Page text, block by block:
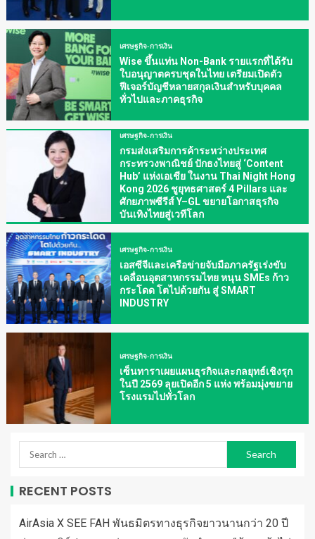
เศรษฐกิจ-การเงิน
Wise ขึ้นแท่น Non-Bank รายแรกที่ได้รับ
ใบอนุญาตครบชุดในไทย เตรียมเปิดตัว
ฟีเจอร์บัญชีหลายสกุลเงินสำหรับบุคคล
ทั่วไปและภาคธุรกิจ
เศรษฐกิจ-การเงิน
กรมส่งเสริมการค้าระหว่างประเทศ
กระทรวงพาณิชย์ ปักธงไทยสู่ ‘Content
Hub’ แห่งเอเชีย ในงาน Thai Night Hong
Kong 2026 ชูยุทธศาสตร์ 4 Pillars และ
ศักยภาพซีรีส์ Y–GL ขยายโอกาสธุรกิจ
บันเทิงไทยสู่เวทีโลก
เศรษฐกิจ-การเงิน
เอสซีจีและเครือข่ายจับมือภาครัฐเร่งขับ
เคลื่อนอุตสาหกรรมไทย หนุน SMEs ก้าว
กระโดด โตไปด้วยกัน สู่ SMART
INDUSTRY
เศรษฐกิจ-การเงิน
เซ็นทาราเผยแผนธุรกิจและกลยุทธ์เชิงรุก
ในปี 2569 ลุยเปิดอีก 5 แห่ง พร้อมมุ่งขยาย
โรงแรมไปทั่วโลก
RECENT POSTS
AirAsia X SEE FAH พันธมิตรทางธุรกิจยาวนานกว่า 20 ปี